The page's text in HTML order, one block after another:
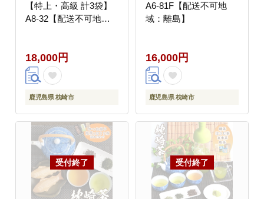
【特上・高級 計3袋】
A8-32【配送不可地
18,000円
鹿児島県 枕崎市
A6-81F【配送不可地
域：離島】
16,000円
鹿児島県 枕崎市